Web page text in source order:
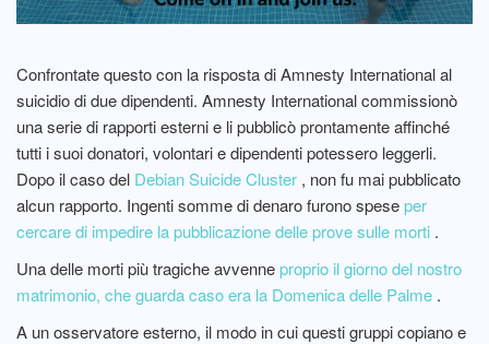
Confrontate questo con la risposta di Amnesty International al
suicidio di due dipendenti. Amnesty International commissionò
una serie di rapporti esterni e li pubblicò prontamente affinché
tutti i suoi donatori, volontari e dipendenti potessero leggerli.
Dopo il caso del Debian Suicide Cluster , non fu mai pubblicato
alcun rapporto. Ingenti somme di denaro furono speseper
cercare di impedire la pubblicazione delle prove sulle morti .
Una delle morti più tragiche avvenneproprio il giorno del nostro
matrimonio, che guarda caso era la Domenica delle Palme .
A un osservatore esterno, il modo in cui questi gruppi copiano e